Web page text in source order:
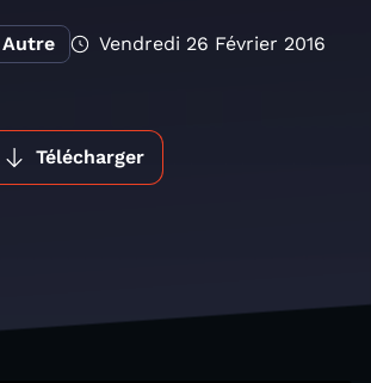
Autre Vendredi 26 Février 2016
Télécharger